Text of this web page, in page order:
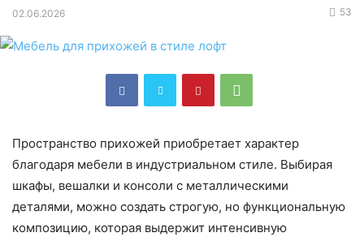
02.06.2026 53
Пространство прихожей приобретает характер
благодаря мебели в индустриальном стиле. Выбирая
шкафы, вешалки и консоли с металлическими
деталями, можно создать строгую, но функциональную
композицию, которая выдержит интенсивную